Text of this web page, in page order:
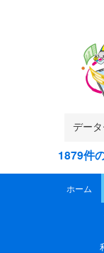
1879件
ホーム